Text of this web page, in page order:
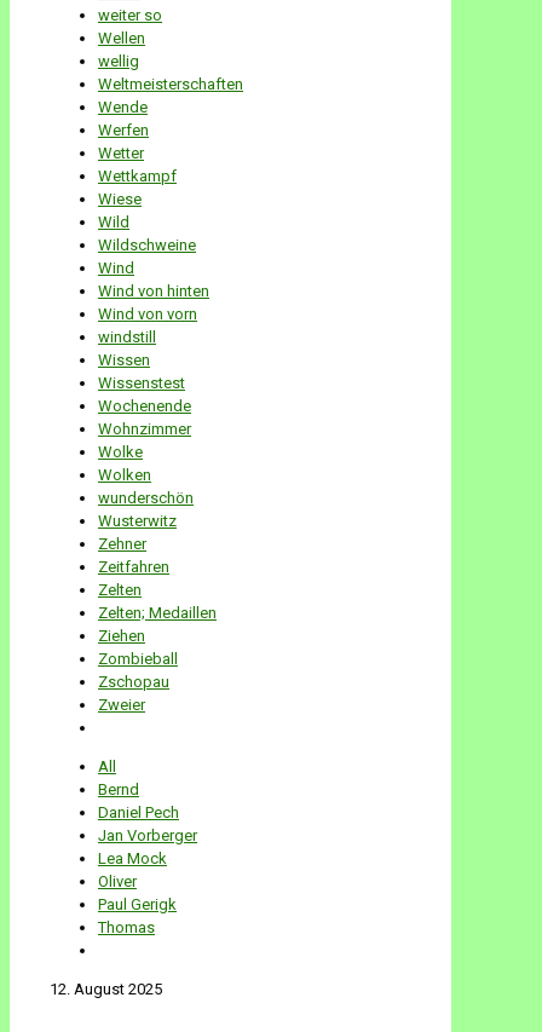
weiter so
Wellen
wellig
Weltmeisterschaften
Wende
Werfen
Wetter
Wettkampf
Wiese
Wild
Wildschweine
Wind
Wind von hinten
Wind von vorn
windstill
Wissen
Wissenstest
Wochenende
Wohnzimmer
Wolke
Wolken
wunderschön
Wusterwitz
Zehner
Zeitfahren
Zelten
Zelten; Medaillen
Ziehen
Zombieball
Zschopau
Zweier
All
Bernd
Daniel Pech
Jan Vorberger
Lea Mock
Oliver
Paul Gerigk
Thomas
12. August 2025